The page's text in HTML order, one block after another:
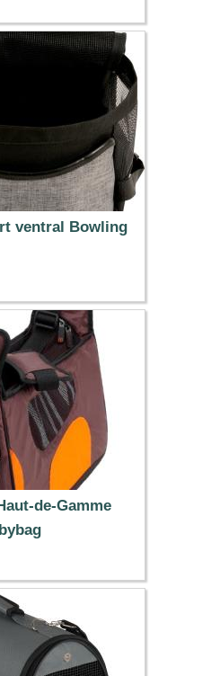
€
ventral Bowling
€
de-Gamme
€